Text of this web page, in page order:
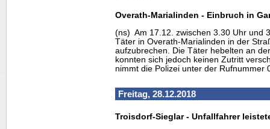
Overath-Marialinden - Einbruch in
(ns) Am 17.12. zwischen 3.30 Uhr und
Täter in Overath-Marialinden in der
aufzubrechen. Die Täter hebelten an
konnten sich jedoch keinen Zutritt
nimmt die Polizei unter der Rufnummer
Freitag, 28.12.2018
Troisdorf-Sieglar - Unfallfahrer